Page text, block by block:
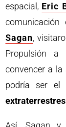
espacial, Eric
comunicación
Sagan,
Propulsión a
convencer a la
podría ser
extraterrestres